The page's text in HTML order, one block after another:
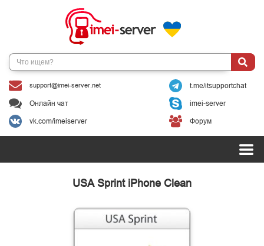
support@imei-server.net t.me/itsupportchat
Онлайн чат imei-server
vk.com/imeiserver Форум
USA Sprint iPhone Clean